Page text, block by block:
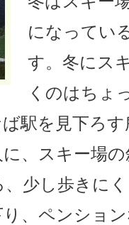
になってい
す。冬にス
くのはちょ
駅を見下ろ
、スキー場
少し歩きに
、ペンショ